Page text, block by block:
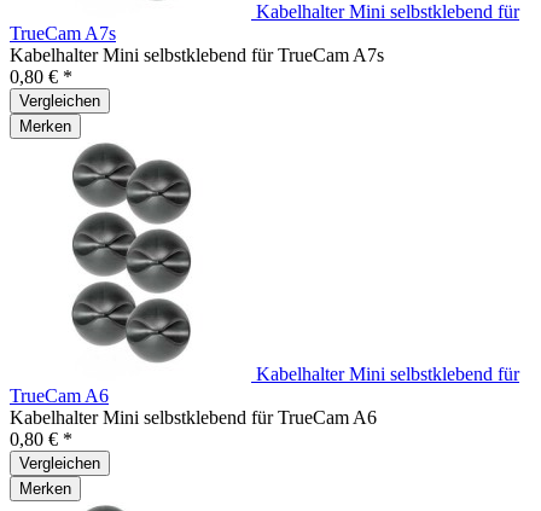
Kabelhalter Mini selbstklebend für
TrueCam A7s
Kabelhalter Mini selbstklebend für TrueCam A7s
0,80 € *
Vergleichen
Merken
Kabelhalter Mini selbstklebend für
TrueCam A6
Kabelhalter Mini selbstklebend für TrueCam A6
0,80 € *
Vergleichen
Merken